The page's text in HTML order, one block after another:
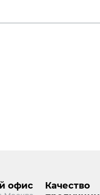
офис
Качество